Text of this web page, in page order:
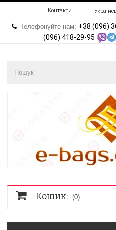
Контакти
Телефонуйте нам: +38 (096)
(096) 418-29-95
Кошик: (0)